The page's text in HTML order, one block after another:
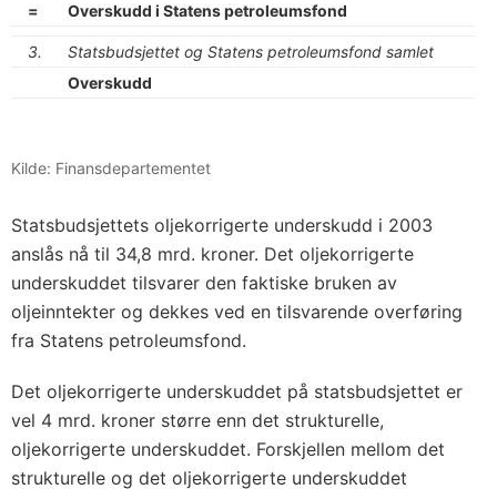
=
Overskudd i Statens petroleumsfond
3.
Statsbudsjettet og Statens petroleumsfond samlet
Overskudd
Kilde: Finansdepartementet
Statsbudsjettets oljekorrigerte underskudd i 2003
anslås nå til 34,8 mrd. kroner. Det oljekorrigerte
underskuddet tilsvarer den faktiske bruken av
oljeinntekter og dekkes ved en tilsvarende overføring
fra Statens petroleumsfond.
Det oljekorrigerte underskuddet på statsbudsjettet er
vel 4 mrd. kroner større enn det strukturelle,
oljekorrigerte underskuddet. Forskjellen mellom det
strukturelle og det oljekorrigerte underskuddet